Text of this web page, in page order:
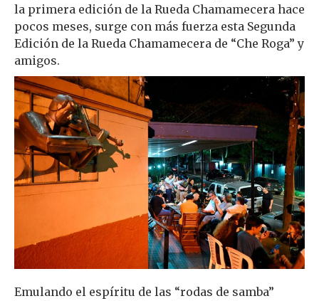
la primera edición de la Rueda Chamamecera hace
pocos meses, surge con más fuerza esta Segunda
Edición de la Rueda Chamamecera de “Che Roga” y
amigos.
Emulando el espíritu de las “rodas de samba”